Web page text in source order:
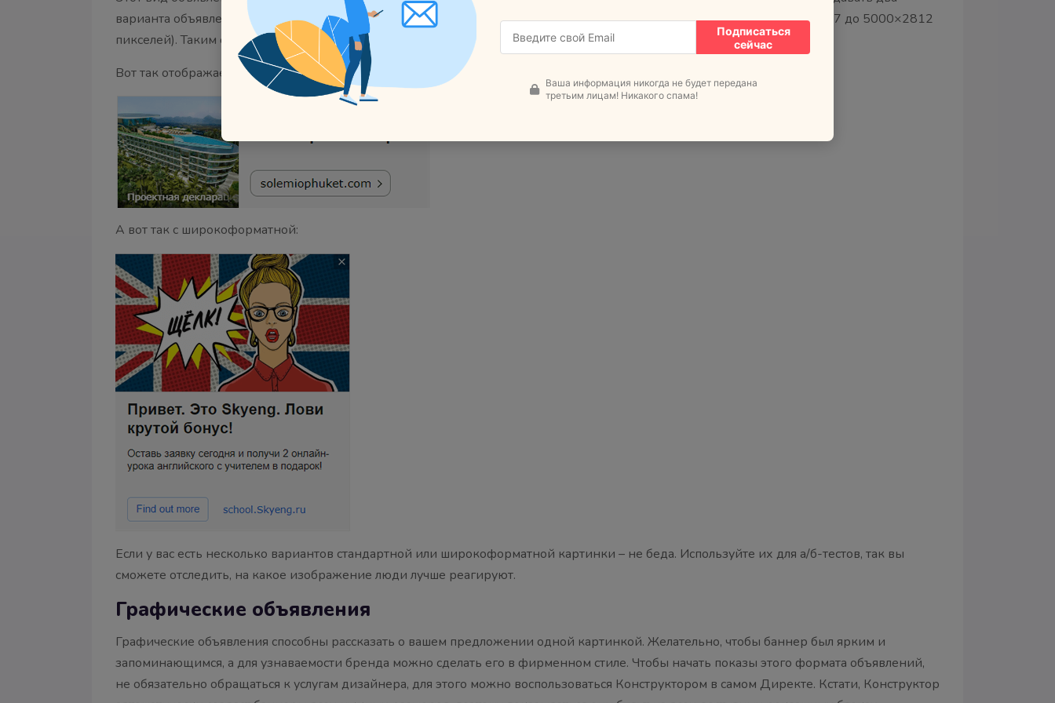
варианта объявлений: со стандартной картинкой (размер от 450 до 5000 пикселей) и с широкоформатной (от 1080×607 до 5000×2812
пикселей). Таким образом, ваша реклама будет показываться на всех доступных площадках.
Вот так отображается объявление со стандартной картинкой:
А вот так с широкоформатной:
Если у вас есть несколько вариантов стандартной или широкоформатной картинки – не беда. Используйте их для а/б-тестов, так вы
сможете отследить, на какое изображение люди лучше реагируют.
Графические объявления
Графические объявления способны рассказать о вашем предложении одной картинкой. Желательно, чтобы баннер был ярким и
запоминающимся, а для узнаваемости бренда можно сделать его в фирменном стиле. Чтобы начать показы этого формата объявлений,
не обязательно обращаться к услугам дизайнера, для этого можно воспользоваться Конструктором в самом Директе. Кстати, Конструктор
Подписаться
сейчас
Ваша информация никогда не будет передана
третьим лицам! Никакого спама!